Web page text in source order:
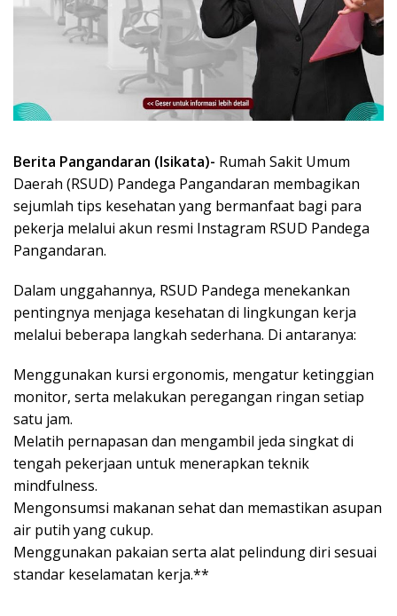
Berita Pangandaran (Isikata)- Rumah Sakit Umum
Daerah (RSUD) Pandega Pangandaran membagikan
sejumlah tips kesehatan yang bermanfaat bagi para
pekerja melalui akun resmi Instagram RSUD Pandega
Pangandaran.
Dalam unggahannya, RSUD Pandega menekankan
pentingnya menjaga kesehatan di lingkungan kerja
melalui beberapa langkah sederhana. Di antaranya:
Menggunakan kursi ergonomis, mengatur ketinggian
monitor, serta melakukan peregangan ringan setiap
satu jam.
Melatih pernapasan dan mengambil jeda singkat di
tengah pekerjaan untuk menerapkan teknik
mindfulness.
Mengonsumsi makanan sehat dan memastikan asupan
air putih yang cukup.
Menggunakan pakaian serta alat pelindung diri sesuai
standar keselamatan kerja.**